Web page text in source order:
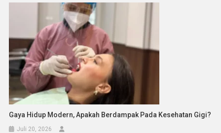
Gaya Hidup Modern, Apakah Berdampak Pada Kesehatan Gigi?
Juli 20, 2026